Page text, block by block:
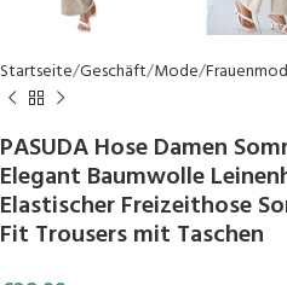
Startseite Geschäft Mode
PASUDA Hose Damen
Elegant Baumwolle
Elastischer Freizeithose
Fit Trousers mit Taschen